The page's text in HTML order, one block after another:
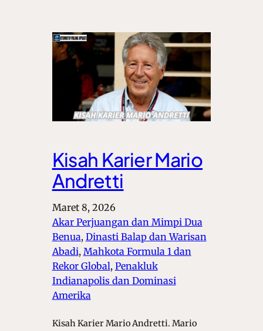
Kisah Karier Mario
Andretti
Maret 8, 2026
Akar Perjuangan dan Mimpi Dua
Benua, Dinasti Balap dan Warisan
Abadi, Mahkota Formula 1 dan
Rekor Global, Penakluk
Indianapolis dan Dominasi
Amerika
Kisah Karier Mario Andretti. Mario